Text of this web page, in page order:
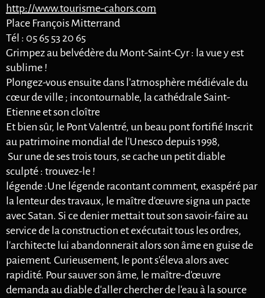
http://www.tourisme-cahors.com
Place François Mitterrand
Tél : 05 65 53 20 65
Grimpez au belvédère du Mont-Saint-Cyr : la vue y est
sublime !
Plongez-vous ensuite dans l’atmosphère médiévale du
cœur de ville ; incontournable, la cathédrale Saint-
Etienne et son cloître
Et bien sûr, le Pont Valentré, un beau pont fortifié Inscrit
au patrimoine mondial de l'Unesco depuis 1998,
Sur une de ses trois tours, se cache un petit diable
sculpté : trouvez-le !
légende :Une légende racontant comment, exaspéré par
la lenteur des travaux, le maître d'œuvre signa un pacte
avec Satan. Si ce denier mettait tout son savoir-faire au
service de la construction et exécutait tous les ordres,
l'architecte lui abandonnerait alors son âme en guise de
paiement. Curieusement, le pont s'éleva alors avec
rapidité. Pour sauver son âme, le maître-d'œuvre
demanda au diable d'aller chercher de l'eau à la source